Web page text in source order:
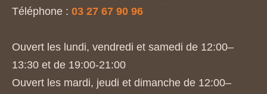
Téléphone : 03 27 67 90 96
Ouvert les lundi, vendredi et samedi de 12:00–
13:30 et de 19:00-21:00
Ouvert les mardi, jeudi et dimanche de 12:00–